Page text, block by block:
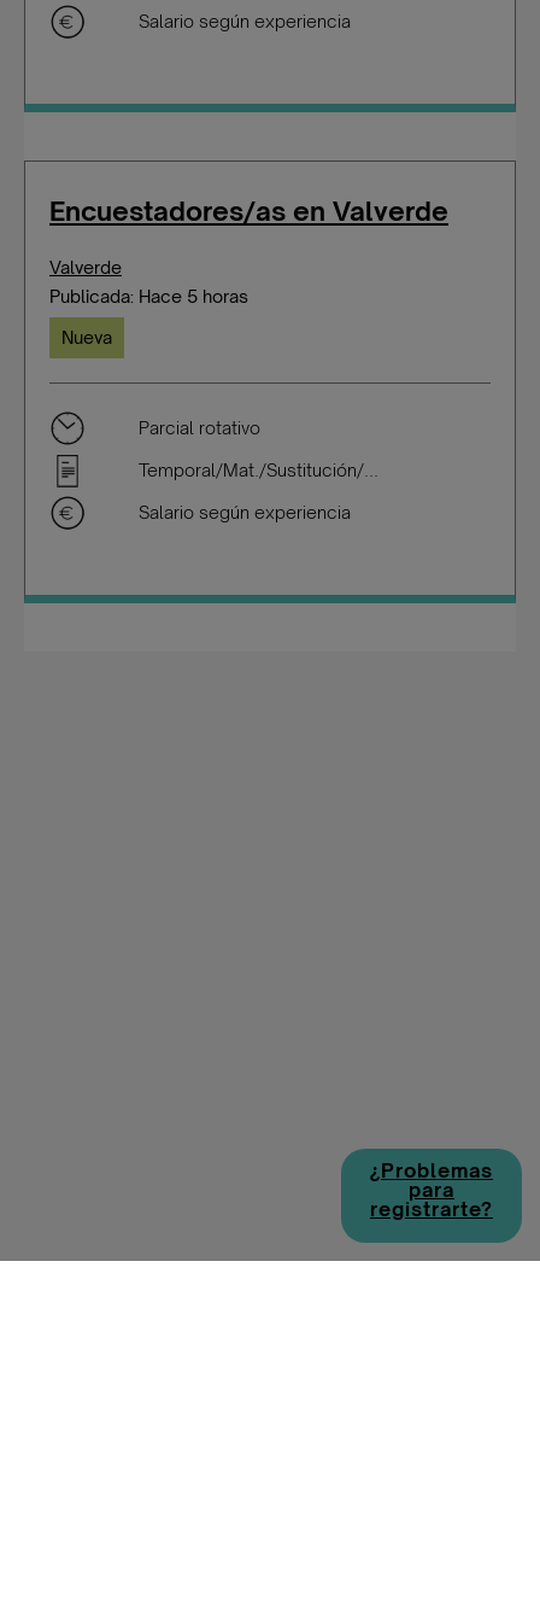
Salario según experiencia
Encuestadores/as en Valverde
Valverde
Publicada: Hace 5 horas
Nueva
Parcial rotativo
Temporal/Mat./Sustitución/...
Salario según experiencia
¿Problemas
para
registrarte?